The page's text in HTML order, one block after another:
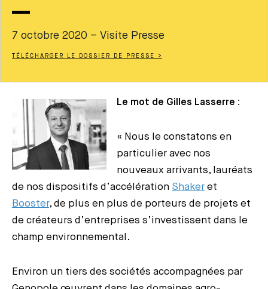
7 octobre 2020 – Visite Presse
TÉLÉCHARGER LE DOSSIER DE PRESSE >
Le mot de Gilles Lasserre :
« Nous le constatons en
particulier avec nos
nouveaux arrivants, lauréats
de nos dispositifs d’accélération Shaker et
Booster, de plus en plus de porteurs de projets et
de créateurs d’entreprises s’investissent dans le
champ environnemental.
Environ un tiers des sociétés accompagnées par